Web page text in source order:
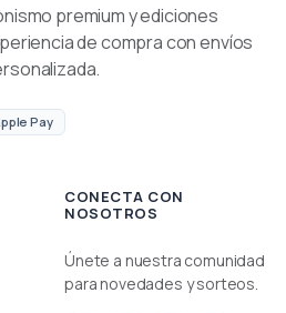
premium y ediciones
de compra con envíos
Pay
CONECTA CON
NOSOTROS
Únete a nuestra comunidad
para novedades y sorteos.